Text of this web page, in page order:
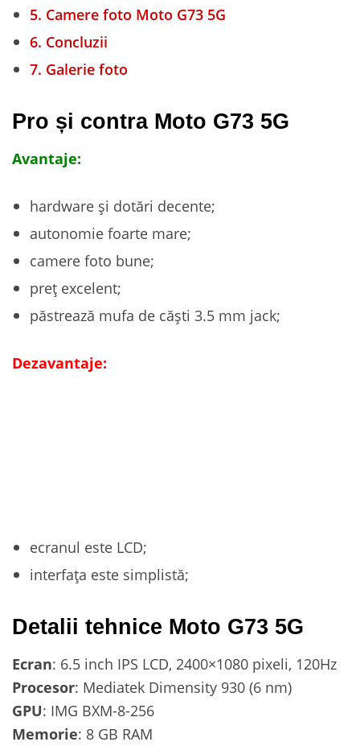
5. Camere foto Moto G73 5G
6. Concluzii
7. Galerie foto
Pro și contra Moto G73 5G
Avantaje:
hardware și dotări decente;
autonomie foarte mare;
camere foto bune;
preț excelent;
păstrează mufa de căști 3.5 mm jack;
Dezavantaje:
ecranul este LCD;
interfața este simplistă;
Detalii tehnice Moto G73 5G
Ecran: 6.5 inch IPS LCD, 2400×1080 pixeli, 120Hz
Procesor: Mediatek Dimensity 930 (6 nm)
GPU: IMG BXM-8-256
Memorie: 8 GB RAM